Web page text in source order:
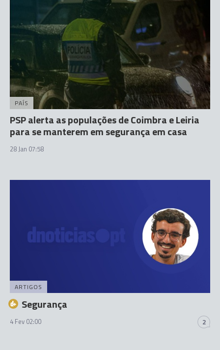
PAÍS
PSP alerta as populações de Coimbra e Leiria
para se manterem em segurança em casa
28 Jan 07:58
ARTIGOS
Segurança
4 Fev 02:00 2